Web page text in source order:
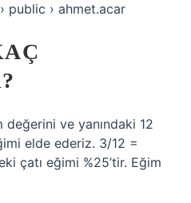
public › ahmet.acar
değerini ve yanındaki 12
elde ederiz. 3/12 =
çatı eğimi %25’tir. Eğim